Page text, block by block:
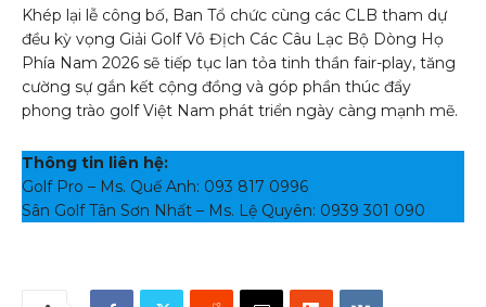
Khép lại lễ công bố, Ban Tổ chức cùng các CLB tham dự
đều kỳ vọng Giải Golf Vô Địch Các Câu Lạc Bộ Dòng Họ
Phía Nam 2026 sẽ tiếp tục lan tỏa tinh thần fair-play, tăng
cường sự gắn kết cộng đồng và góp phần thúc đẩy
phong trào golf Việt Nam phát triển ngày càng mạnh mẽ.
Thông tin liên hệ:
Golf Pro – Ms. Quế Anh: 093 817 0996
Sân Golf Tân Sơn Nhất – Ms. Lệ Quyên: 0939 301 090